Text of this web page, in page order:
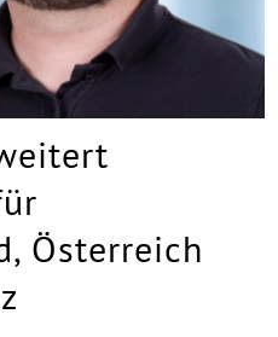
Österreich